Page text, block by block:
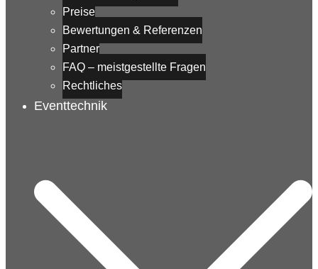
Preise
Bewertungen & Referenzen
Partner
FAQ – meistgestellte Fragen
Rechtliches
Eventtechnik